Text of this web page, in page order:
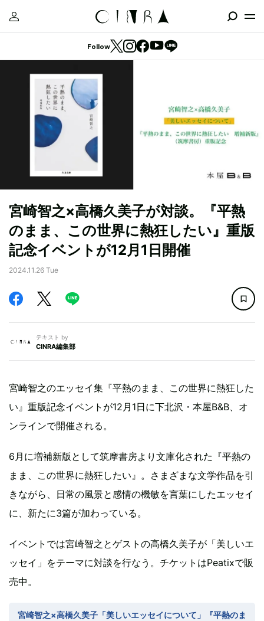
Follow
宮崎智之×高橋久美子が対談。『平熱
のまま、この世界に熱狂したい』重版
記念イベントが12月1日開催
2024.11.26 Tue
テキスト by
CINRA編集部
宮崎智之のエッセイ集『平熱のまま、この世界に熱狂した
い』重版記念イベントが12月1日に下北沢・本屋B&B、オ
ンラインで開催される。
6月に増補新版として筑摩書房より文庫化された『平熱の
まま、この世界に熱狂したい』。さまざまな文学作品を引
きながら、日常の風景と感情の機敏を言葉にしたエッセイ
に、新たに3篇が加わっている。
イベントでは宮崎智之とゲストの高橋久美子が「美しいエ
ッセイ」をテーマに対談を行なう。チケットはPeatixで販
売中。
宮崎智之×高橋久美子「美しいエッセイについて」『平熱のま